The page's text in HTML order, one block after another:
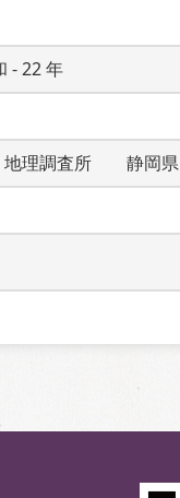
- 22 年
理調査所　　静岡県